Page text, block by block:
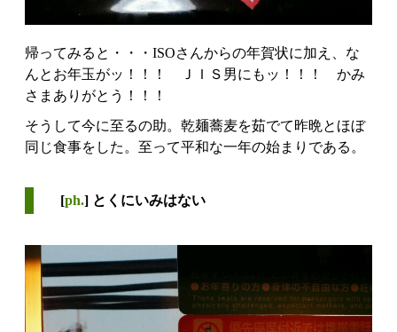
帰ってみると・・・ISOさんからの年賀状に加え、な
んとお年玉がッ！！！ ＪＩＳ男にもッ！！！ かみ
さまありがとう！！！
そうして今に至るの助。乾麺蕎麦を茹でて昨晩とほぼ
同じ食事をした。至って平和な一年の始まりである。
[ph.] とくにいみはない